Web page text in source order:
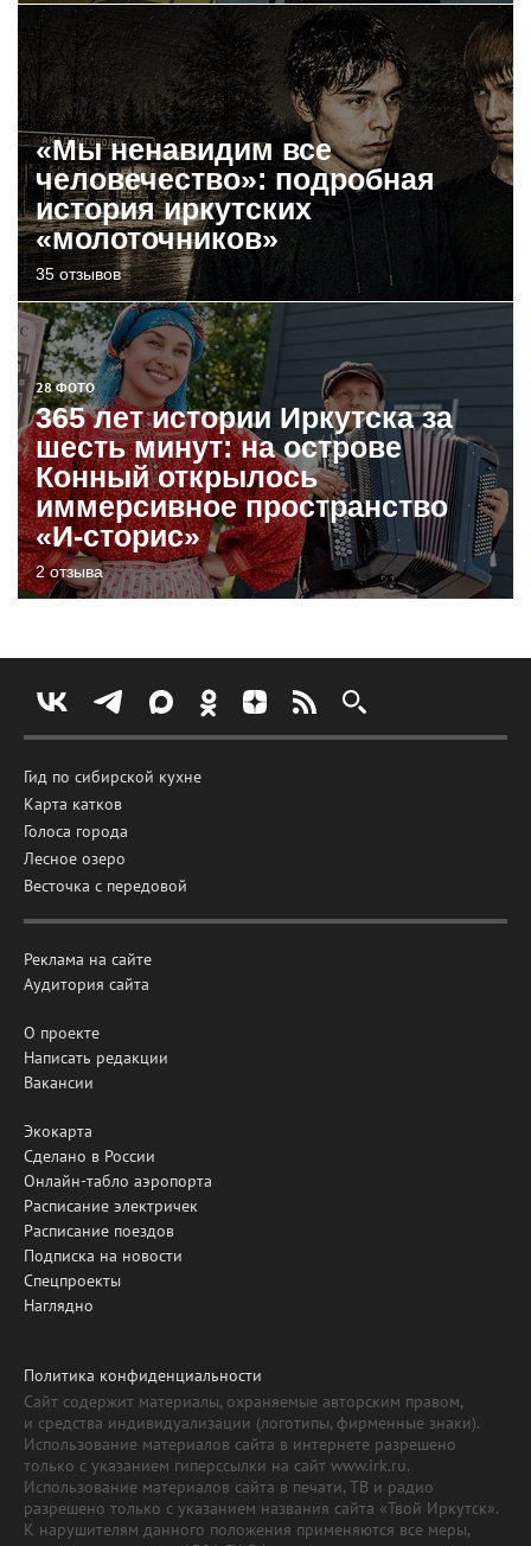
«Мы ненавидим все
человечество»: подробная
история иркутских
«молоточников»
35 отзывов
28 ФОТО
365 лет истории Иркутска за
шесть минут: на острове
Конный открылось
иммерсивное пространство
«И-сторис»
2 отзыва
Гид по сибирской кухне
Карта катков
Голоса города
Лесное озеро
Весточка с передовой
Реклама на сайте
Аудитория сайта
О проекте
Написать редакции
Вакансии
Экокарта
Сделано в России
Онлайн-табло аэропорта
Расписание электричек
Расписание поездов
Подписка на новости
Спецпроекты
Наглядно
Политика конфиденциальности
Сайт содержит материалы, охраняемые авторским правом,
и средства индивидуализации (логотипы, фирменные знаки).
Использование материалов сайта в интернете разрешено
только с указанием гиперссылки на сайт www.irk.ru.
Использование материалов сайта в печати, ТВ и радио
разрешено только с указанием названия сайта «Твой Иркутск».
К нарушителям данного положения применяются все меры,